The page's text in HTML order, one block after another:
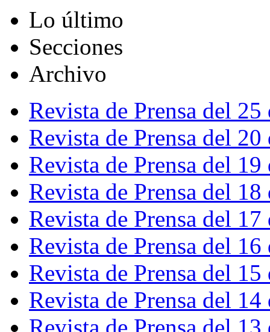
Lo último
Secciones
Archivo
Revista de Prensa del
Revista de Prensa del
Revista de Prensa del
Revista de Prensa del
Revista de Prensa del
Revista de Prensa del
Revista de Prensa del
Revista de Prensa del